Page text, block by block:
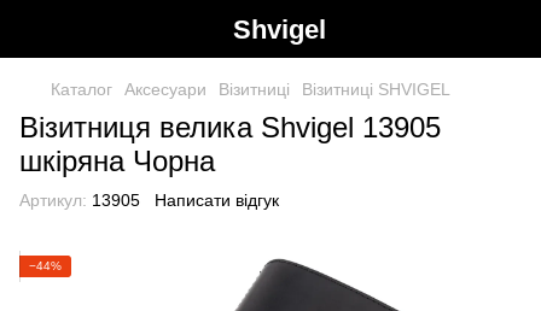
Shvigel
Каталог Аксесуари Візитниці Візитниці SHVIGEL
Візитниця велика Shvigel 13905
шкіряна Чорна
Артикул: 13905 Написати відгук
−44%